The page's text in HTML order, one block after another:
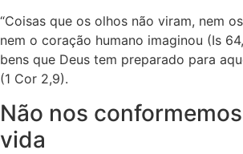
“Coisas que os olhos não viram, nem
nem o coração humano imaginou (Is
bens que Deus tem preparado para
(1 Cor 2,9).
Não nos
vida